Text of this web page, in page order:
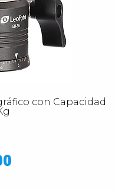
con Capacidad